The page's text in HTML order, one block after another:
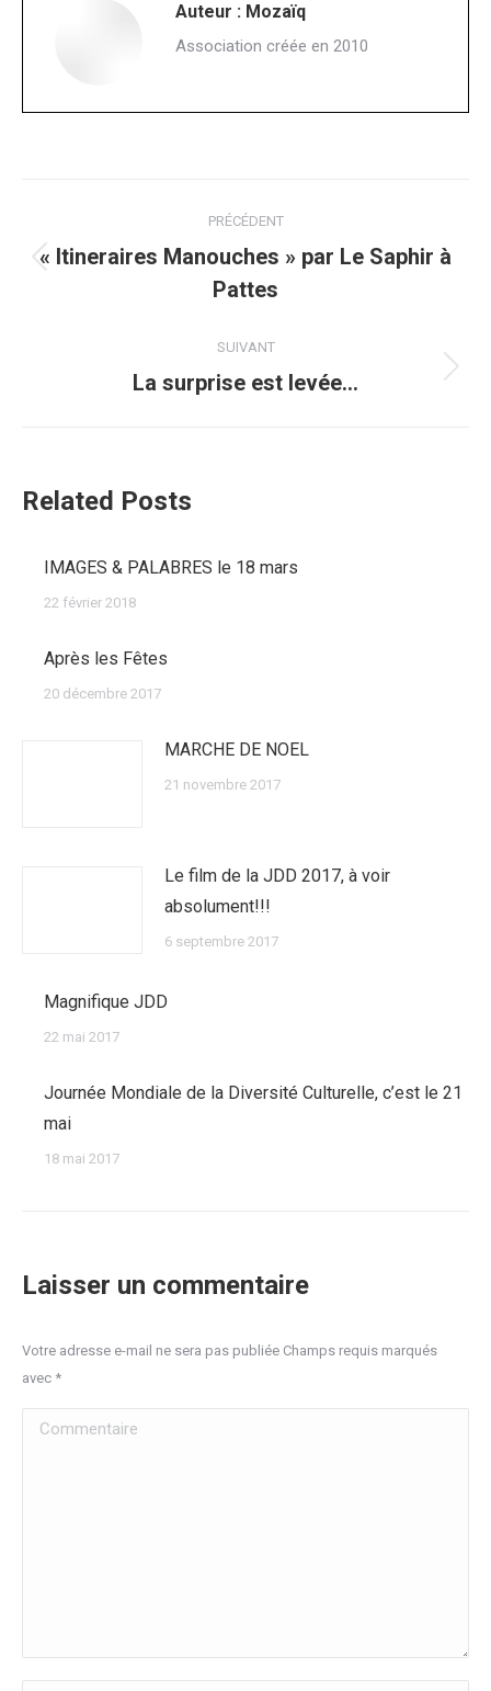
Auteur : Mozaïq
Association créée en 2010
article
PRÉCÉDENT
Article
précédent
« Itineraires Manouches » par Le Saphir à
Pattes
SUIVANT
Article
La surprise est levée…
Related Posts
IMAGES & PALABRES le 18 mars
22 février 2018
Après les Fêtes
20 décembre 2017
MARCHE DE NOEL
21 novembre 2017
Le film de la JDD 2017, à voir
absolument!!!
6 septembre 2017
Magnifique JDD
22 mai 2017
Journée Mondiale de la Diversité Culturelle, c’est le 21
mai
18 mai 2017
Laisser un commentaire
Votre adresse e-mail ne sera pas publiée Champs requis marqués
avec *
Commentaire